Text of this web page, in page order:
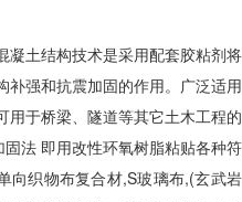
凝土结构技术是采用配套胶粘剂将
补强和抗震加固的作用。广泛适用
用于桥梁、隧道等其它土木工程的
法 即用改性环氧树脂粘贴各种符
向织物布复合材,S玻璃布,(玄武岩